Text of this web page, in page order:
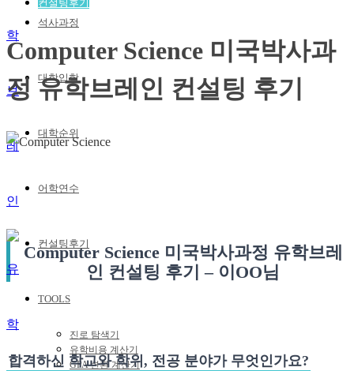
석사과정
대학입학
대학순위
어학연수
컨설팅후기
TOOLS
진로 탐색기
유학비용 계산기
GPA 변환 계산기
컨설팅후기
Computer Science 미국박사과
정 유학브레인 컨설팅 후기
Computer Science 미국박사과정 유학브레
인 컨설팅 후기 – 이OO님
합격하신 학교와 학위, 전공 분야가 무엇인가요?